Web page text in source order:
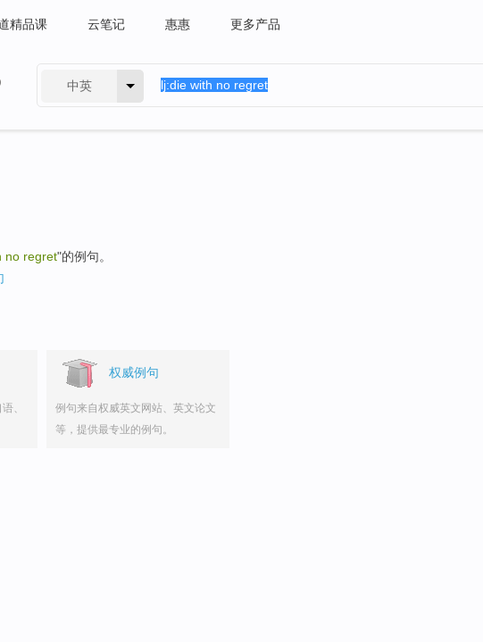
精品课 云笔记 惠惠 更多产品
中英
no regret"的例句。
、
权威例句
例句来自权威英文网站、英文论文
等，提供最专业的例句。